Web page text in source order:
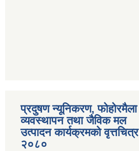
प्रदुषण न्यूनिकरण, फोहोरमैला
व्यवस्थापन तथा जैविक मल
उत्पादन कार्यक्रमको वृत्तचित्र
२०८०